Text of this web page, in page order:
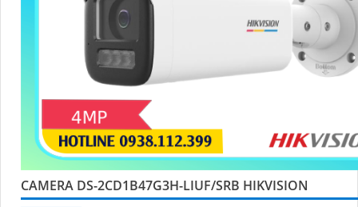
CAMERA DS-2CD1B47G3H-LIUF/SRB HIKVISION